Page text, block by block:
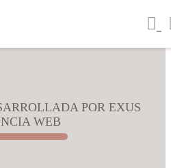
POR EXUS
WEB